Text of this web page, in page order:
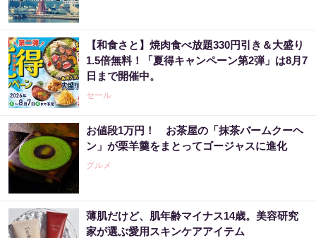
【和食さと】焼肉食べ放題330円引き＆大盛り
1.5倍無料！「夏得キャンペーン第2弾」は8月7
日まで開催中。
セール
お値段1万円！ お茶屋の「抹茶バームクーヘ
ン」が栗羊羹をまとってゴージャスに進化
グルメ
薄肌だけど、肌年齢マイナス14歳。美容研究
家が選ぶ愛用スキンケアアイテム